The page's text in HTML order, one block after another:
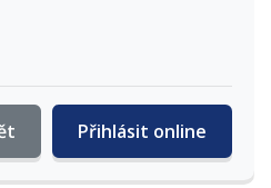
Přihlásit online